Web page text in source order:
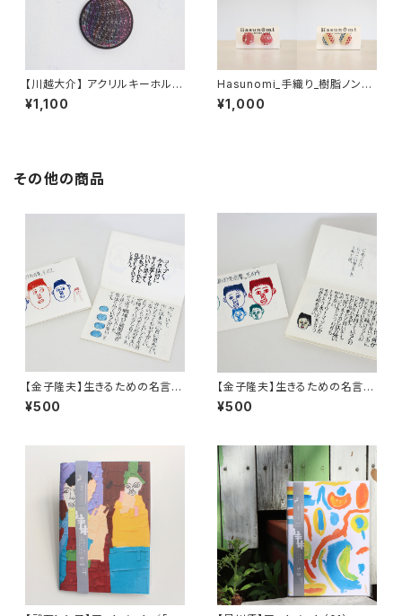
【川越大介】 アクリルキーホルダ
ー
¥1,100
Hasunomi_手織り_樹脂ノンホ
ールピアス
¥1,000
その他の商品
【金子隆夫】生きるための名言
集。その２
¥500
【金子隆夫】生きるための名言
集。その４
¥500